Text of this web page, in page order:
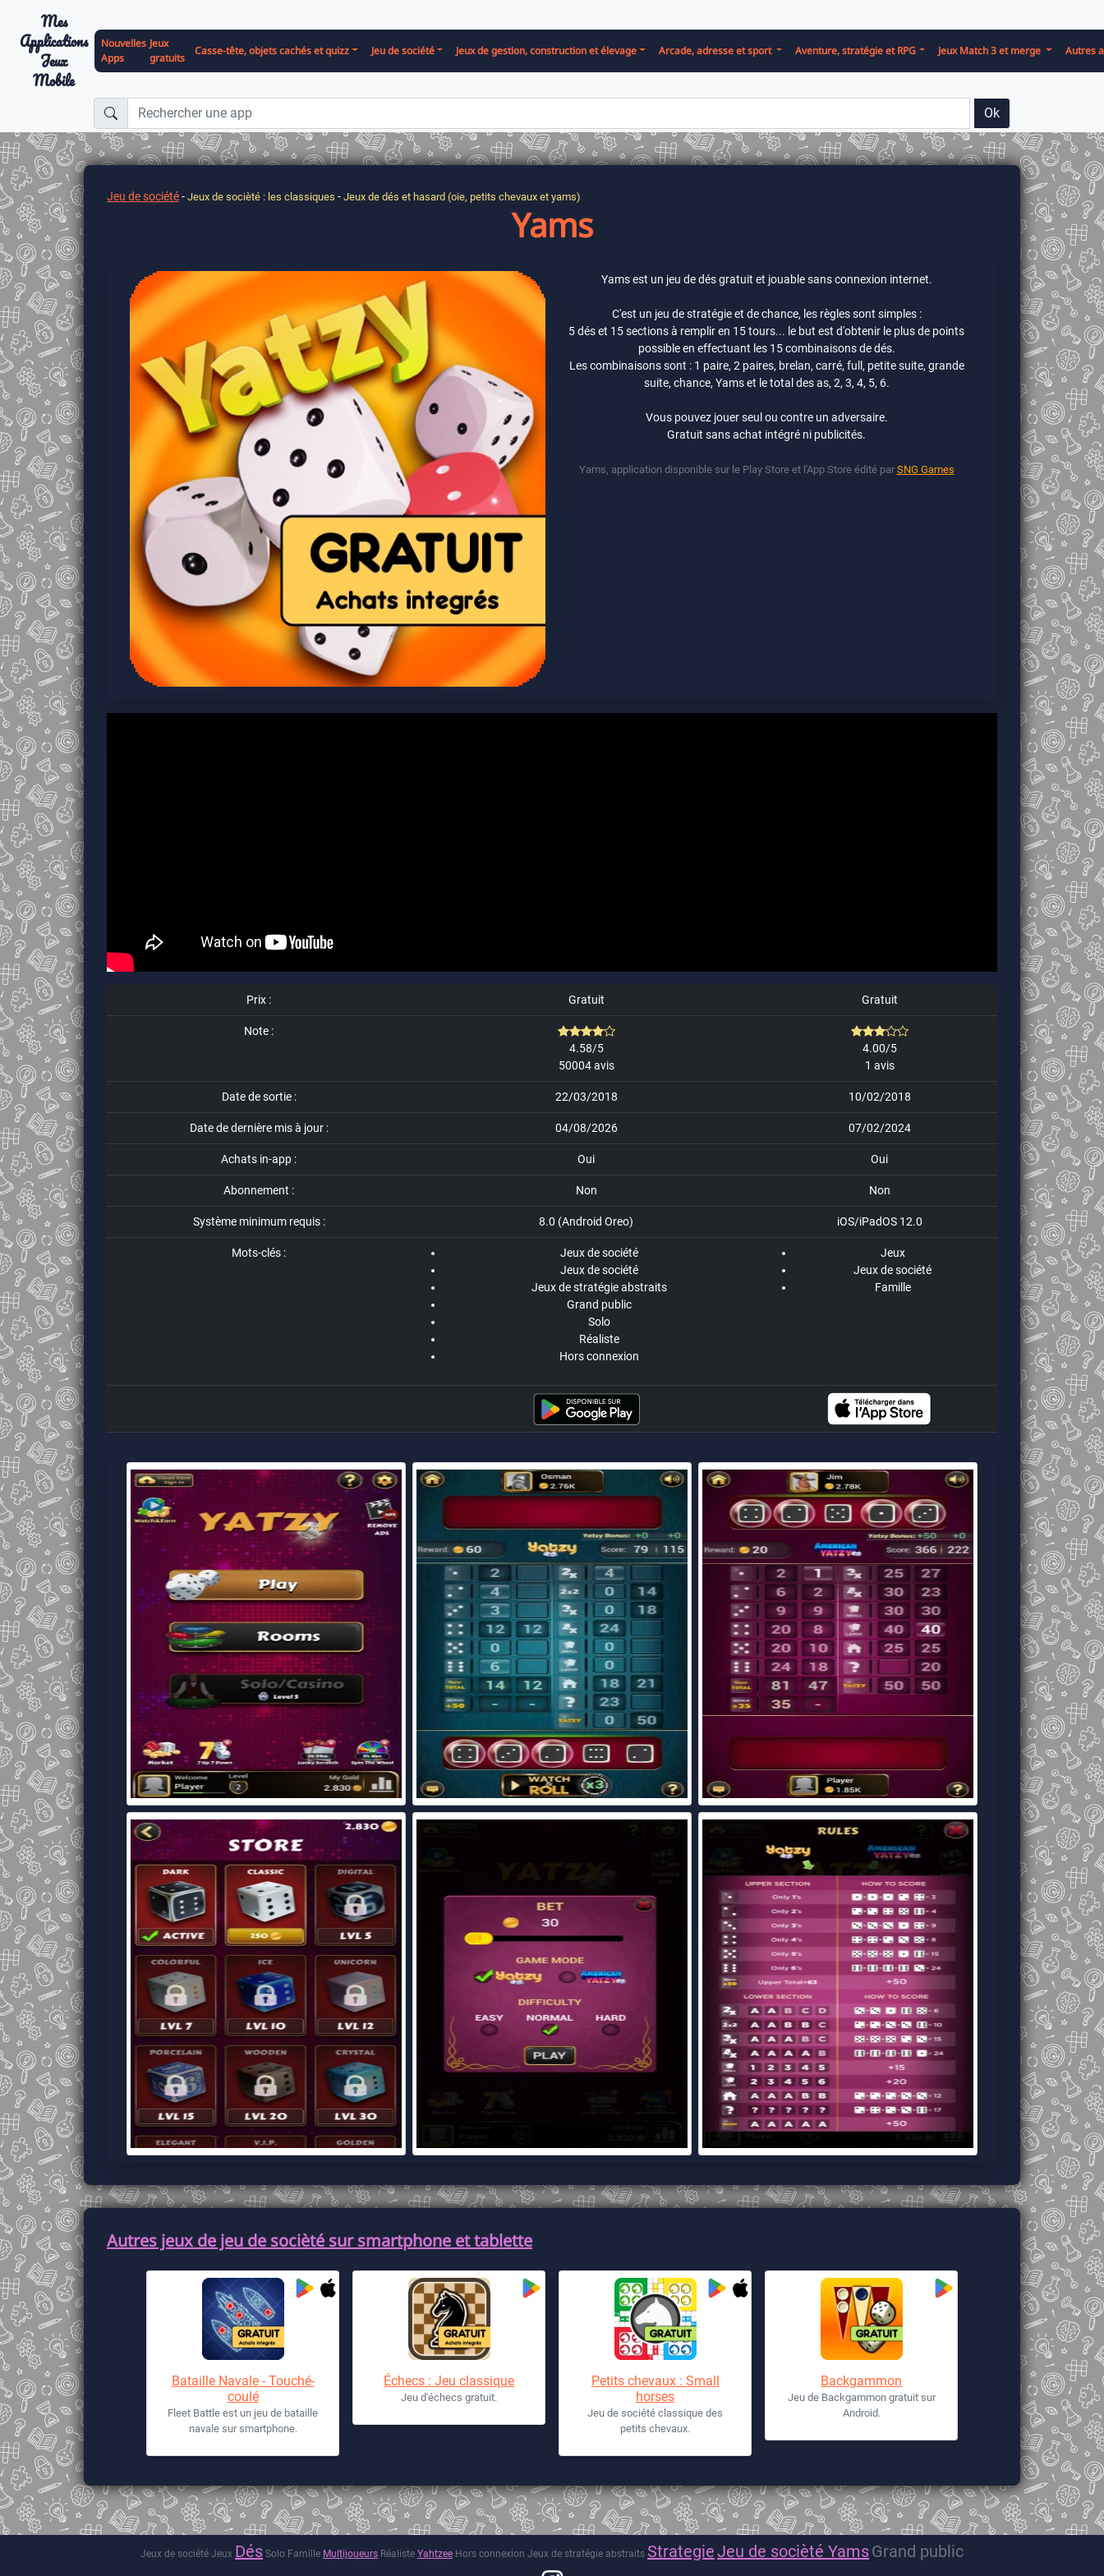
Mes
Applications
Jeux
Mobile
Nouvelles
Apps
Jeux
gratuits
Casse-tête, objets cachés et quizz Jeu de société Jeux de gestion, construction et élevage Arcade, adresse et sport Aventure, stratégie et RPG Jeux Match 3 et merge Autres
Ok
Jeu de société- Jeux de socièté : les classiques - Jeux de dés et hasard (oie, petits chevaux et yams)
Yams
Yams est un jeu de dés gratuit et jouable sans connexion internet.
C'est un jeu de stratégie et de chance, les règles sont simples :
5 dés et 15 sections à remplir en 15 tours... le but est d'obtenir le plus de points
possible en effectuant les 15 combinaisons de dés.
Les combinaisons sont : 1 paire, 2 paires, brelan, carré, full, petite suite, grande
suite, chance, Yams et le total des as, 2, 3, 4, 5, 6.
Vous pouvez jouer seul ou contre un adversaire.
Gratuit sans achat intégré ni publicités.
Yams, application disponible sur le Play Store et l'App Store édité par SNG Games
Prix : Gratuit Gratuit
Note :
4.58/5
50004 avis
4.00/5
1 avis
Date de sortie : 22/03/2018 10/02/2018
Date de dernière mis à jour : 04/08/2026 07/02/2024
Achats in-app : Oui Oui
Abonnement : Non Non
Système minimum requis : 8.0 (Android Oreo) iOS/iPadOS 12.0
Mots-clés :
Jeux de société
Jeux de société
Jeux de stratégie abstraits
Grand public
Solo
Réaliste
Hors connexion
Jeux
Jeux de société
Famille
Autres jeux de jeu de socièté sur smartphone et tablette
Bataille Navale - Touché-
coulé
Fleet Battle est un jeu de bataille
navale sur smartphone.
Échecs : Jeu classique
Jeu d'échecs gratuit.
Petits chevaux : Small
horses
Jeu de société classique des
petits chevaux.
Backgammon
Jeu de Backgammon gratuit sur
Android.
Jeux de société Jeux Dés Solo Famille Multijoueurs Réaliste Yahtzee Hors connexion Jeux de stratégie abstraits StrategieJeu de socièté YamsGrand public